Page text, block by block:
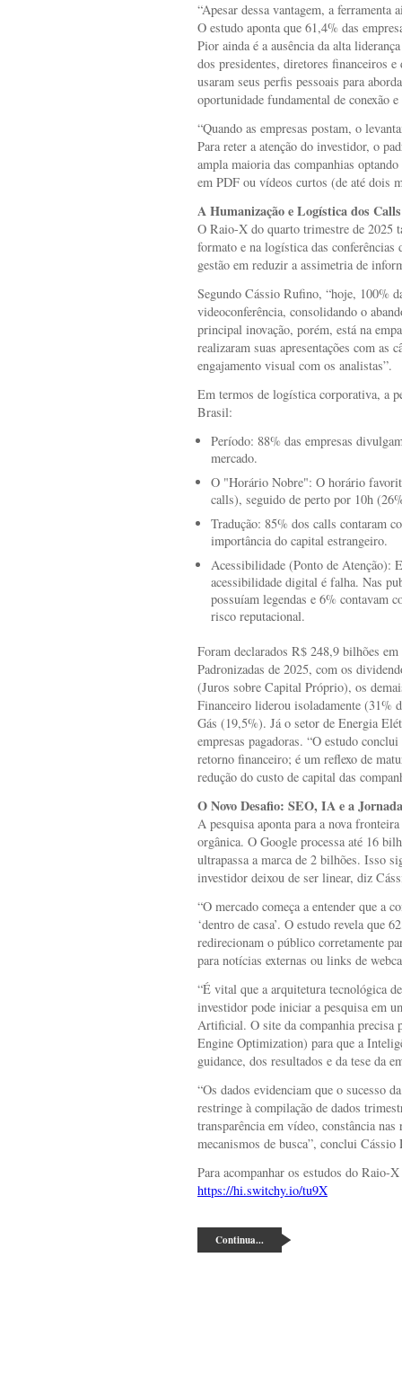
“Apesar dessa vantagem, a
O estudo aponta que 61,4% das
Pior ainda é a ausência da alta
dos presidentes, diretores financeiros
usaram seus perfis pessoais para
oportunidade fundamental de conexão
“Quando as empresas postam, o
Para reter a atenção do investidor, o
ampla maioria das companhias
em PDF ou vídeos curtos (de até dois
A Humanização e Logística dos
O Raio-X do quarto trimestre de 2025
formato e na logística das
gestão em reduzir a assimetria de
Segundo Cássio Rufino, “hoje, 100%
videoconferência, consolidando o
principal inovação, porém, está na
realizaram suas apresentações com as
engajamento visual com os analistas”.
Em termos de logística corporativa, a
Brasil:
Período: 88% das empresas
mercado.
O "Horário Nobre": O horário
calls), seguido de perto por 10h
Tradução: 85% dos calls contaram
importância do capital estrangeiro.
Acessibilidade (Ponto de Atenção):
acessibilidade digital é falha. Nas
possuíam legendas e 6% contavam
risco reputacional.
Foram declarados R$ 248,9 bilhões
Padronizadas de 2025, com os
(Juros sobre Capital Próprio), os
Financeiro liderou isoladamente (31%
Gás (19,5%). Já o setor de Energia
empresas pagadoras. “O estudo
retorno financeiro; é um reflexo de
redução do custo de capital das
O Novo Desafio: SEO, IA e a
A pesquisa aponta para a nova
orgânica. O Google processa até 16
ultrapassa a marca de 2 bilhões. Isso
investidor deixou de ser linear, diz
“O mercado começa a entender que a
‘dentro de casa’. O estudo revela que
redirecionam o público corretamente
para notícias externas ou links de
“É vital que a arquitetura tecnológica
investidor pode iniciar a pesquisa em
Artificial. O site da companhia precisa
Engine Optimization) para que a
guidance, dos resultados e da tese da
“Os dados evidenciam que o sucesso
restringe à compilação de dados
transparência em vídeo, constância
mecanismos de busca”, conclui Cássio
Para acompanhar os estudos do Raio-
https://hi.switchy.io/tu9X
Continua...